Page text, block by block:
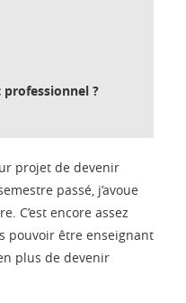
?
projet de devenir
passé, j’avoue
C’est encore assez
pouvoir être enseignant
plus de devenir